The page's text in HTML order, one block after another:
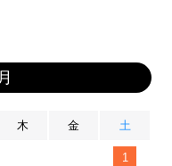
木 金 土
1